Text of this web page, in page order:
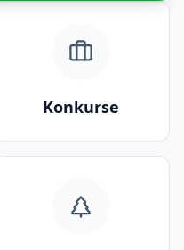
Konkurse